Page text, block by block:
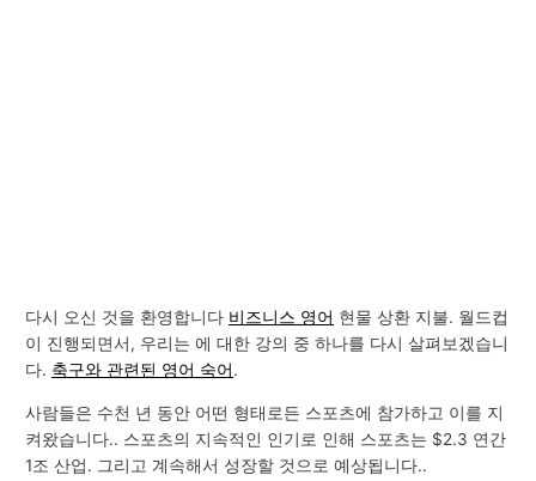
다시 오신 것을 환영합니다 비즈니스 영어 현물 상환 지불. 월드컵
이 진행되면서, 우리는 에 대한 강의 중 하나를 다시 살펴보겠습니
다. 축구와 관련된 영어 숙어.
사람들은 수천 년 동안 어떤 형태로든 스포츠에 참가하고 이를 지
켜왔습니다.. 스포츠의 지속적인 인기로 인해 스포츠는 $2.3 연간
1조 산업. 그리고 계속해서 성장할 것으로 예상됩니다..